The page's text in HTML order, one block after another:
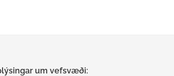
um vefsvæði: